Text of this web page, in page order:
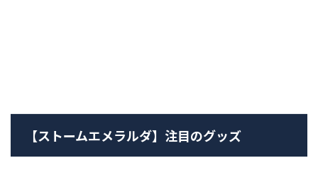
【ストームエメラルダ】注目のグッズ